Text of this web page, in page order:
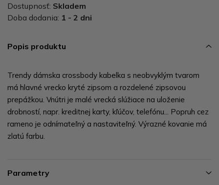
Dostupnosť: Skladem
Doba dodania: 1 - 2 dni
Popis produktu
Trendy dámska crossbody kabelka s neobvyklým tvarom
má hlavné vrecko kryté zipsom a rozdelené zipsovou
prepážkou. Vnútri je malé vrecká slúžiace na uloženie
drobností, napr. kreditnej karty, kľúčov, telefónu... Popruh cez
rameno je odnímateľný a nastaviteľný. Výrazné kovanie má
zlatú farbu.
Parametry